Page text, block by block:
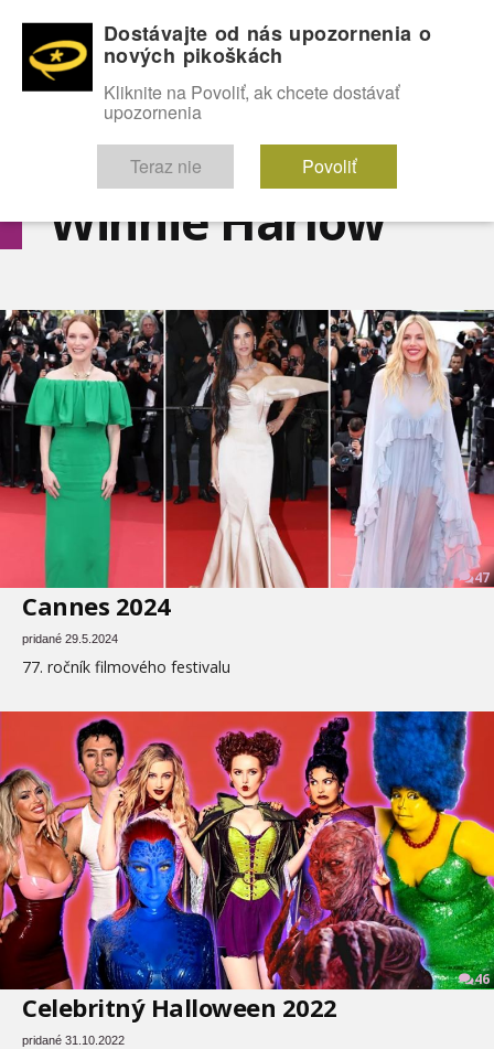
OMG! SEXICE
Winnie Harlow
47
Cannes 2024
pridané 29.5.2024
77. ročník filmového festivalu
46
Celebritný Halloween 2022
pridané 31.10.2022
Dostávajte od nás upozornenia o
nových pikoškách
Kliknite na Povoliť, ak chcete dostávať
upozornenia
Teraz nie Povoliť